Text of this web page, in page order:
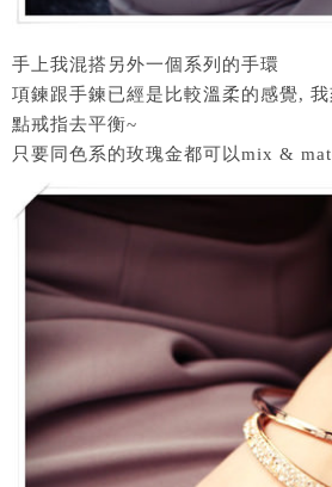
手上我混搭另外一個系列的手環
項鍊跟手鍊已經是比較溫柔的感覺,
點戒指去平衡~
只要同色系的玫瑰金都可以mix &